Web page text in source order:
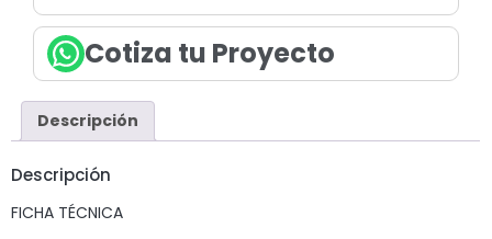
Cotiza tu Proyecto
Descripción
Descripción
FICHA TÉCNICA